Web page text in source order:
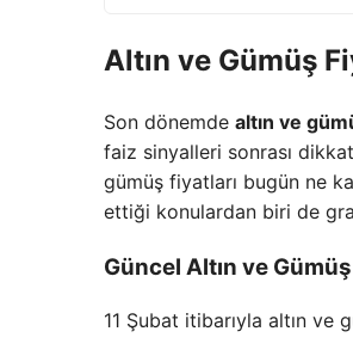
Altın ve Gümüş
Son dönemde altın ve
faiz sinyalleri sonrası
gümüş fiyatları bugün ne
ettiği konulardan biri de
Güncel Altın ve
11 Şubat itibarıyla altın ve